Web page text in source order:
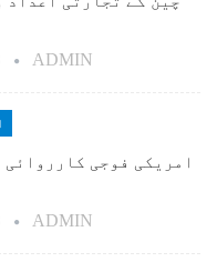
ADMIN
امریکی فوجی
ADMIN